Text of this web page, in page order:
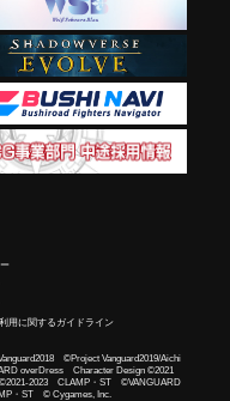
用に関するガイドライン
©Project Vanguard2019/Aichi
overDress Character Design ©2021
2023 CLAMP・ST ©VANGUARD
・ST © Cygames, Inc.